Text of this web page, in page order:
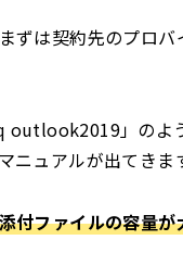
ずは契約先のプロ
」のよ
ュアルが出てきま
付ファイルの容量